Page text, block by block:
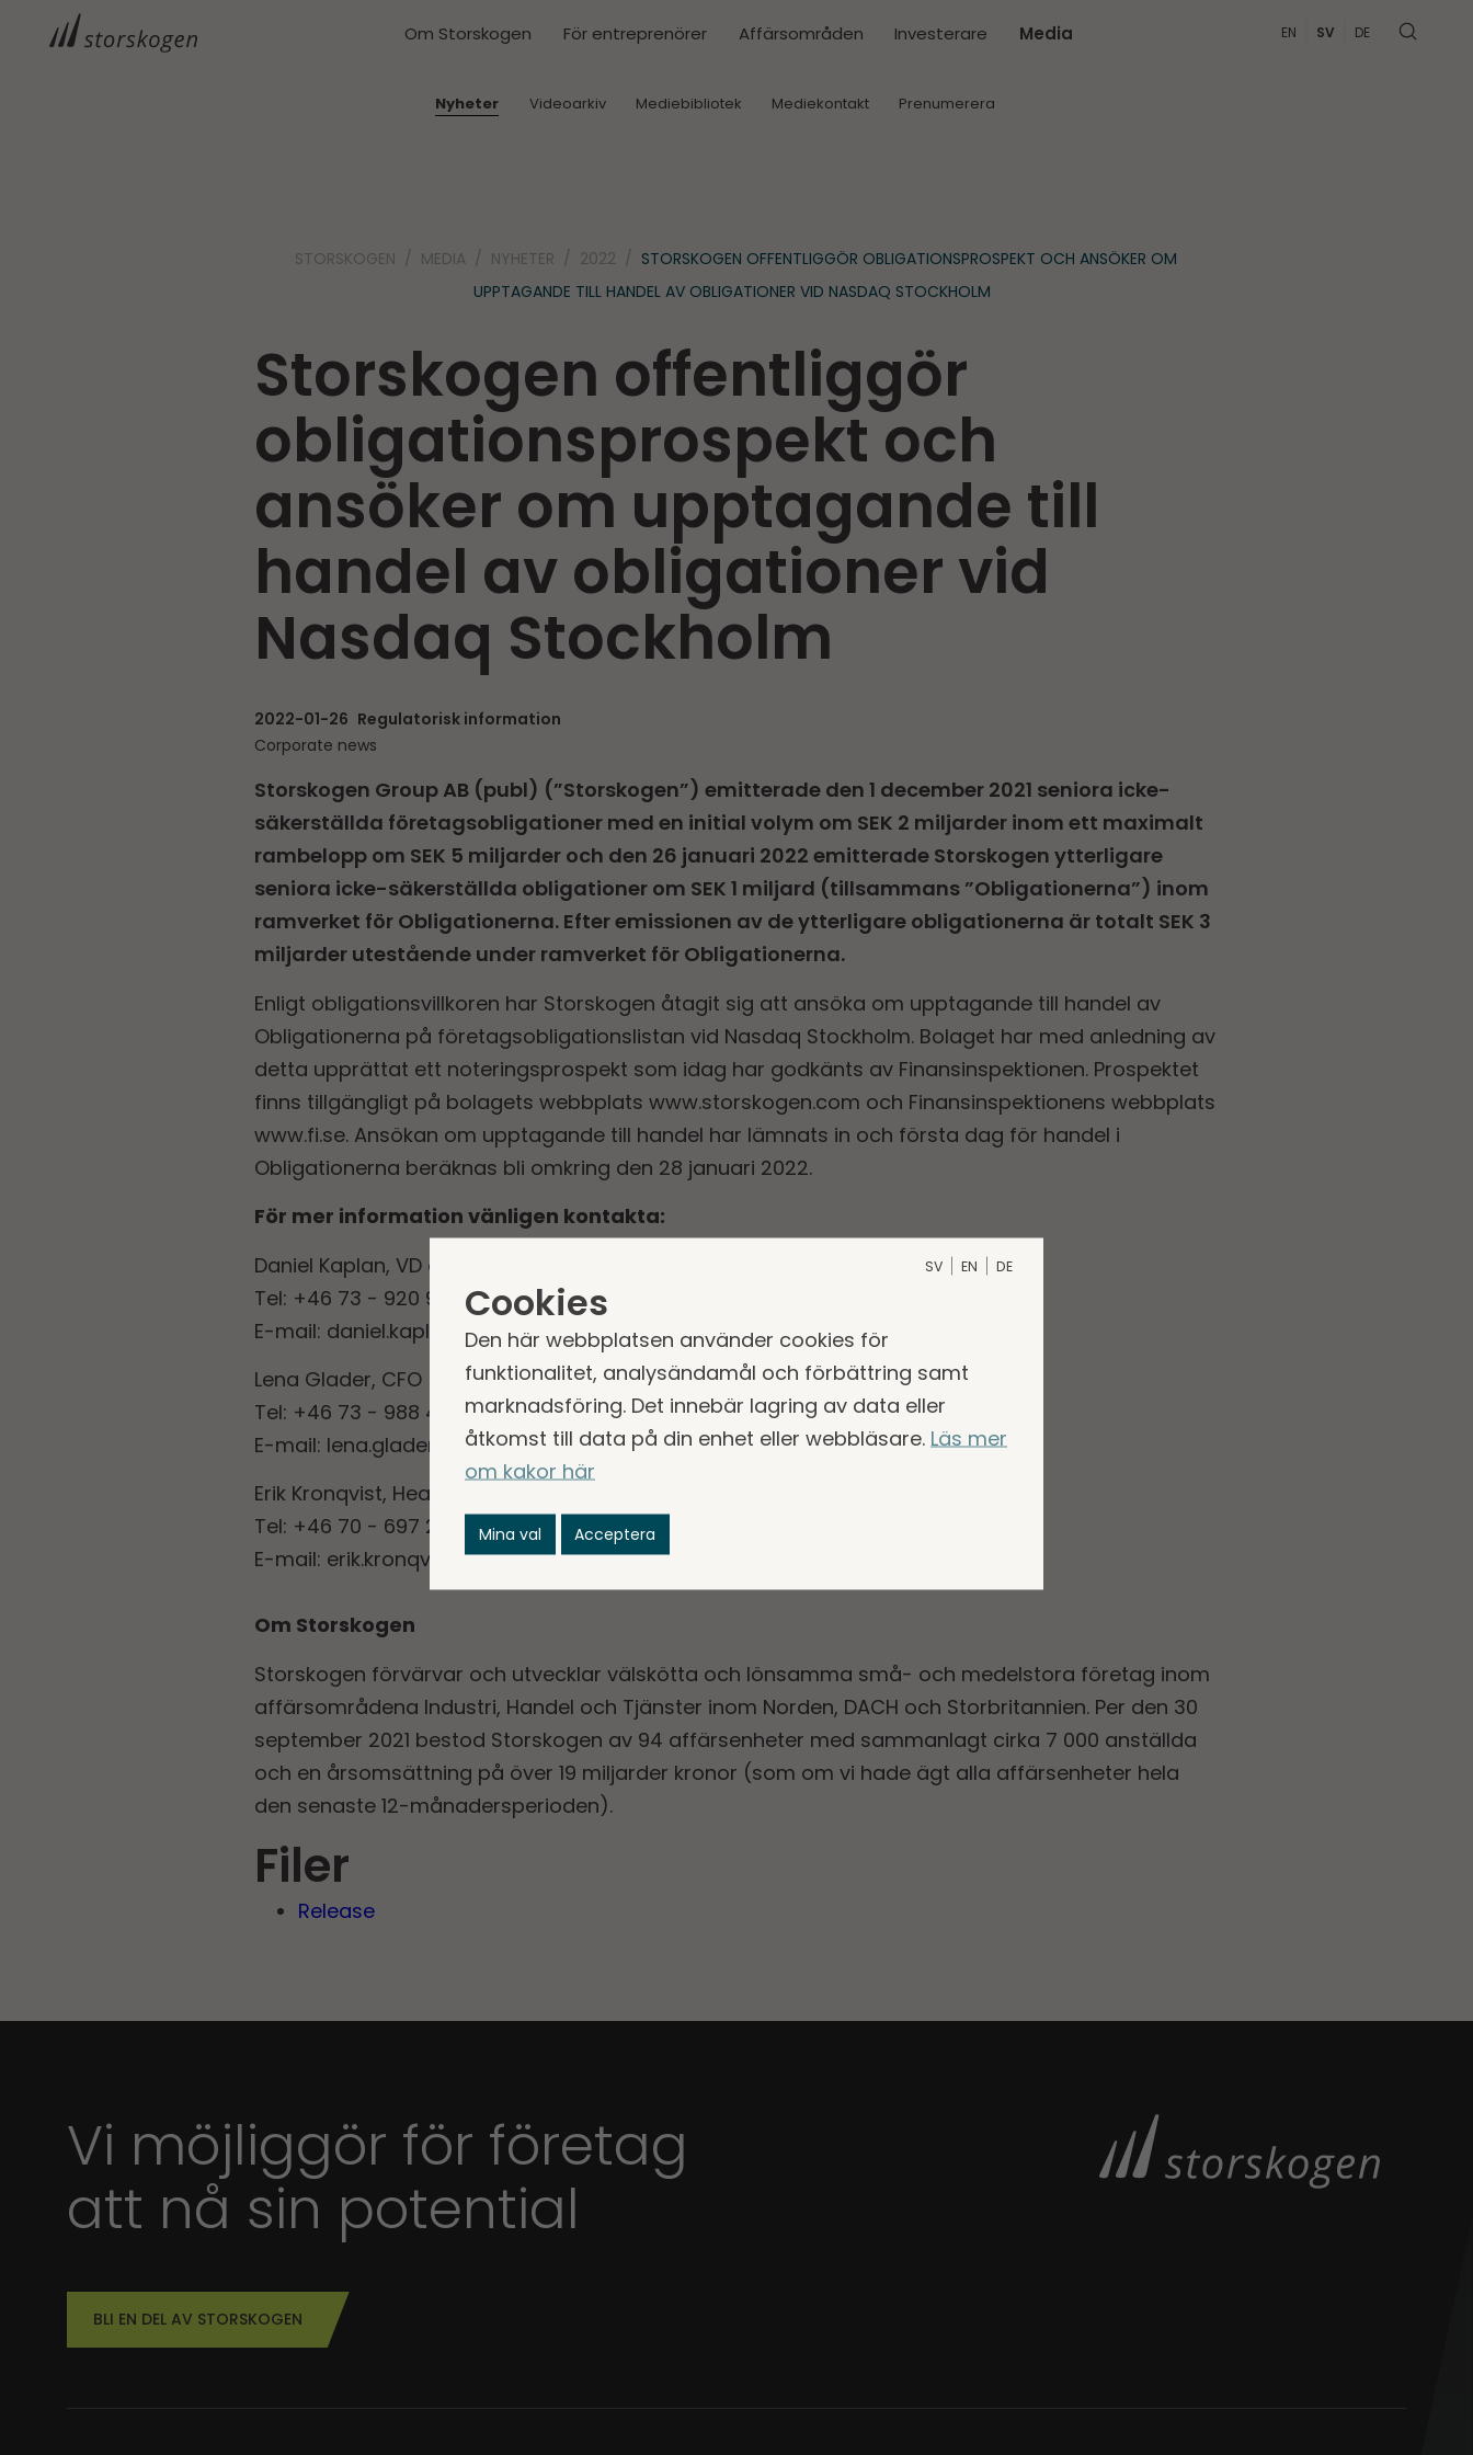
Om Storskogen För entreprenörer Affärsområden Investerare Media
Nyheter Videoarkiv Mediebibliotek Mediekontakt Prenumerera
EN SV DE
STORSKOGEN MEDIA NYHETER 2022
STORSKOGEN OFFENTLIGGÖR OBLIGATIONSPROSPEKT OCH ANSÖKER OM
UPPTAGANDE TILL HANDEL AV OBLIGATIONER VID NASDAQ STOCKHOLM
Storskogen offentliggör
obligationsprospekt och
ansöker om upptagande till
handel av obligationer vid
Nasdaq Stockholm
2022-01-26 Regulatorisk information
Corporate news
Storskogen Group AB (publ) (”Storskogen”) emitterade den 1 december 2021 seniora icke-
säkerställda företagsobligationer med en initial volym om SEK 2 miljarder inom ett maximalt
rambelopp om SEK 5 miljarder och den 26 januari 2022 emitterade Storskogen ytterligare
seniora icke-säkerställda obligationer om SEK 1 miljard (tillsammans ”Obligationerna”) inom
ramverket för Obligationerna. Efter emissionen av de ytterligare obligationerna är totalt SEK 3
miljarder utestående under ramverket för Obligationerna.
Enligt obligationsvillkoren har Storskogen åtagit sig att ansöka om upptagande till handel av
Obligationerna på företagsobligationslistan vid Nasdaq Stockholm. Bolaget har med anledning av
detta upprättat ett noteringsprospekt som idag har godkänts av Finansinspektionen. Prospektet
finns tillgängligt på bolagets webbplats www.storskogen.com och Finansinspektionens webbplats
www.fi.se. Ansökan om upptagande till handel har lämnats in och första dag för handel i
Obligationerna beräknas bli omkring den 28 januari 2022.
För mer information vänligen kontakta:
Daniel Kaplan, VD och medgrundare
Tel: +46 73 - 920 94 00
E-mail: daniel.kaplan@storskogen.com
Lena Glader, CFO
Tel: +46 73 - 988 44 66
E-mail: lena.glader@storskogen.com
Erik Kronqvist, Head of Investor Relations
Tel: +46 70 - 697 22 22
E-mail: erik.kronqvist@storskogen.com
Om Storskogen
Storskogen förvärvar och utvecklar välskötta och lönsamma små- och medelstora företag inom
affärsområdena Industri, Handel och Tjänster inom Norden, DACH och Storbritannien. Per den 30
september 2021 bestod Storskogen av 94 affärsenheter med sammanlagt cirka 7 000 anställda
och en årsomsättning på över 19 miljarder kronor (som om vi hade ägt alla affärsenheter hela
den senaste 12-månadersperioden).
Filer
Release
Vi möjliggör för företag
att nå sin potential
BLI EN DEL AV STORSKOGEN
SV EN DE
Cookies
Den här webbplatsen använder cookies för
funktionalitet, analysändamål och förbättring samt
marknadsföring. Det innebär lagring av data eller
åtkomst till data på din enhet eller webbläsare. Läs mer
om kakor här
Mina val Acceptera